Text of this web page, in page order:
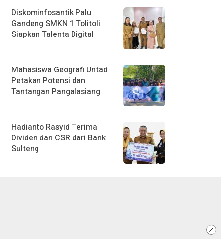
Diskominfosantik Palu
Gandeng SMKN 1 Tolitoli
Siapkan Talenta Digital
Mahasiswa Geografi Untad
Petakan Potensi dan
Tantangan Pangalasiang
Hadianto Rasyid Terima
Dividen dan CSR dari Bank
Sulteng